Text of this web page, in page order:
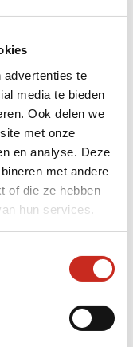
advertenties te
media te bieden
Ook delen we
met onze
en analyse. Deze
met andere
of die ze hebben
hun services.
festival in
Camel fair
festival in
van